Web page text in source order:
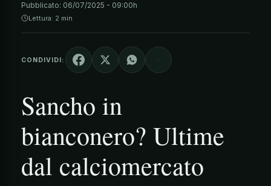
Pubblicato: 06/07/2025 - 09:00h
Lettura: 2 min
CONDIVIDI:
Sancho in
bianconero? Ultime
dal calciomercato